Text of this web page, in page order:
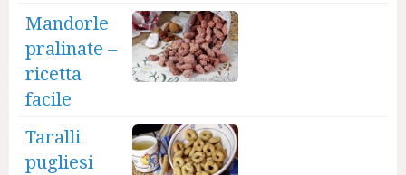
Mandorle
pralinate –
ricetta
facile
Taralli
pugliesi